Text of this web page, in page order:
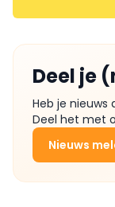
Deel je
Heb je nieuws
Deel het met
Nieuws